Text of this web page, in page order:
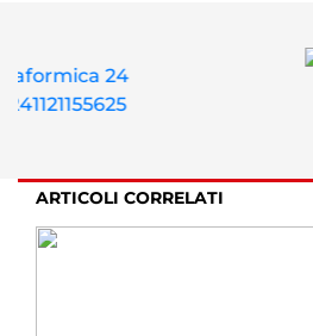
ARTICOLI CORRELATI